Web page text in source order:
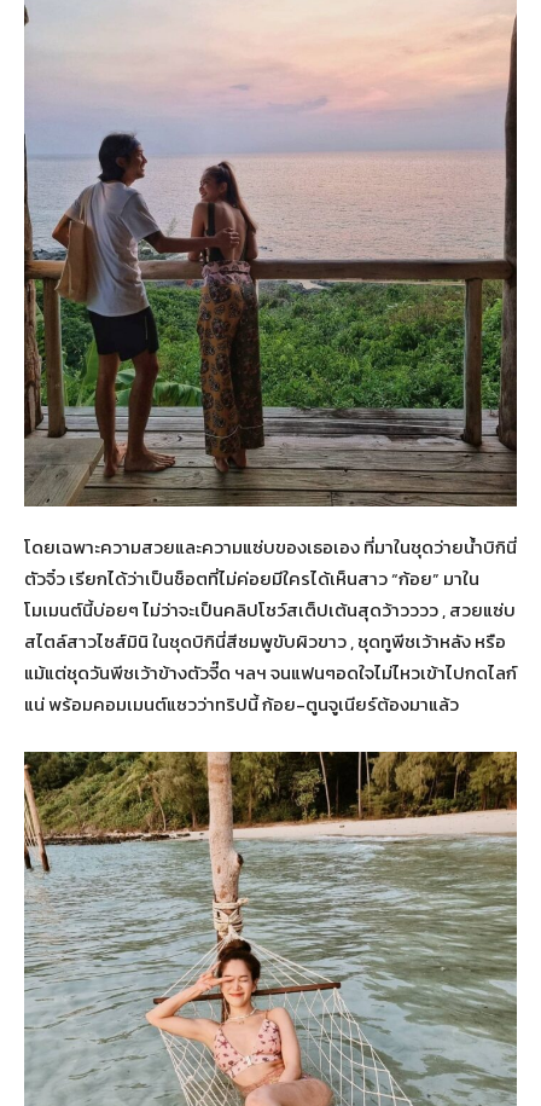
โดยเฉพาะความสวยและความแซ่บของเธอเอง ที่มาในชุดว่ายน้ำบิกินี่
ตัวจิ๋ว เรียกได้ว่าเป็นช็อตที่ไม่ค่อยมีใครได้เห็นสาว “ก้อย” มาใน
โมเมนต์นี้บ่อยๆ ไม่ว่าจะเป็นคลิปโชว์สเต็ปเต้นสุดว้าวววว , สวยแซ่บ
สไตล์สาวไซส์มินิ ในชุดบิกินี่สีชมพูขับผิวขาว , ชุดทูพีชเว้าหลัง หรือ
แม้แต่ชุดวันพีชเว้าข้างตัวจี๊ด ฯลฯ จนแฟนๆอดใจไม่ไหวเข้าไปกดไลก์
แน่ พร้อมคอมเมนต์แซวว่าทริปนี้ ก้อย-ตูนจูเนียร์ต้องมาแล้ว